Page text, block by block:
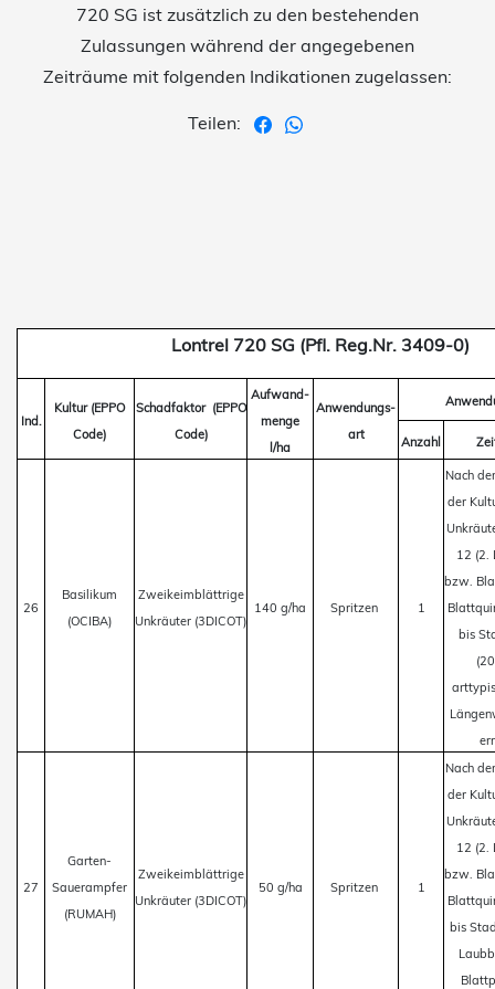
720 SG ist zusätzlich zu den bestehenden
Zulassungen während der angegebenen
Zeiträume mit folgenden Indikationen zugelassen:
Teilen:
Lontrel 720 SG (Pfl. Reg.Nr. 3409-0)
Ind.
Kultur (EPPO
Code)
Schadfaktor (EPPO
Code)
Aufwand-
menge
l/ha
Anwendungs-
art
Anzahl
26
Basilikum
(OCIBA)
Zweikeimblättrige
Unkräuter (3DICOT)
140 g/ha Spritzen 1
Nach
der
12 (2.
bzw.
bis
27
Garten-
Sauerampfer
(RUMAH)
Zweikeimblättrige
Unkräuter (3DICOT)
50 g/ha Spritzen 1
Nach
der
12 (2.
bzw.
bis